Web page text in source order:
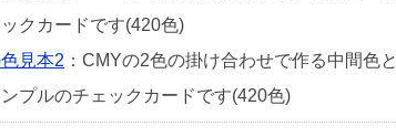
クカードです(420色)
見本2 ：CMYの2色の掛け合わせで作る中間色
プルのチェックカードです(420色)